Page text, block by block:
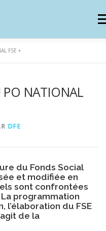
FSE +
NATIONAL
DFE
du Fonds Social
et modifiée en
sont confrontées
programmation
l’élaboration du FSE
de la